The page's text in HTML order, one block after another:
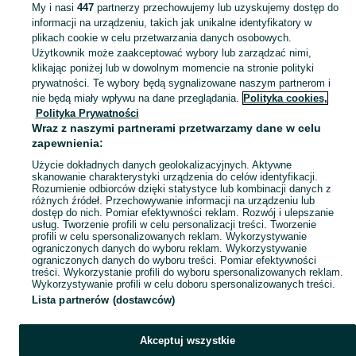
KATEGORIA
Skorzystaj z największego serwisu ogłoszeniowego - Dąbrowa Górnicza i okolice! - kupuj lub sprzedawaj jeszcze wygodniej w kategorii Figurki! Zobacz
Mapa kategorii
Mapa miejscowości
Mapa ministron
Popularne wyszukiwania
My i nasi 447partnerzy przechowujemy lub uzyskujemy dostęp do
informacji na urządzeniu, takich jak unikalne identyfikatory w
plikach cookie w celu przetwarzania danych osobowych.
Użytkownik może zaakceptować wybory lub zarządzać nimi,
klikając poniżej lub w dowolnym momencie na stronie polityki
prywatności. Te wybory będą sygnalizowane naszym partnerom i
nie będą miały wpływu na dane przeglądania. Polityka cookies,
Polityka Prywatności
Wraz z naszymi partnerami przetwarzamy dane w celu
zapewnienia:
Użycie dokładnych danych geolokalizacyjnych. Aktywne
skanowanie charakterystyki urządzenia do celów identyfikacji.
Rozumienie odbiorców dzięki statystyce lub kombinacji danych z
różnych źródeł. Przechowywanie informacji na urządzeniu lub
dostęp do nich. Pomiar efektywności reklam. Rozwój i ulepszanie
usług. Tworzenie profili w celu personalizacji treści. Tworzenie
profili w celu spersonalizowanych reklam. Wykorzystywanie
ograniczonych danych do wyboru reklam. Wykorzystywanie
ograniczonych danych do wyboru treści. Pomiar efektywności
treści. Wykorzystanie profili do wyboru spersonalizowanych reklam.
Wykorzystywanie profili w celu doboru spersonalizowanych treści.
Lista partnerów (dostawców)
Akceptuj wszystkie